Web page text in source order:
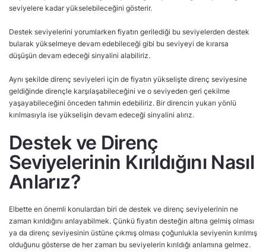
seviyelere kadar yükselebileceğini gösterir.
Destek seviyelerini yorumlarken fiyatın gerilediği bu seviyelerden destek
bularak yükselmeye devam edebileceği gibi bu seviyeyi de kırarsa
düşüşün devam edeceği sinyalini alabiliriz.
Aynı şekilde direnç seviyeleri için de fiyatın yükselişte direnç seviyesine
geldiğinde dirençle karşılaşabileceğini ve o seviyeden geri çekilme
yaşayabileceğini önceden tahmin edebiliriz. Bir direncin yukarı yönlü
kırılmasıyla ise yükselişin devam edeceği sinyalini alırız.
Destek ve Direnç
Seviyelerinin Kırıldığını Nasıl
Anlarız?
Elbette en önemli konulardan biri de destek ve direnç seviyelerinin ne
zaman kırıldığını anlayabilmek. Çünkü fiyatın desteğin altına gelmiş olması
ya da direnç seviyesinin üstüne çıkmış olması çoğunlukla seviyenin kırılmış
olduğunu gösterse de her zaman bu seviyelerin kırıldığı anlamına gelmez.